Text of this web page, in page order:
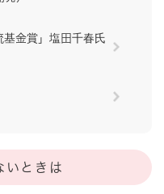
金賞」塩田千春氏
いときは